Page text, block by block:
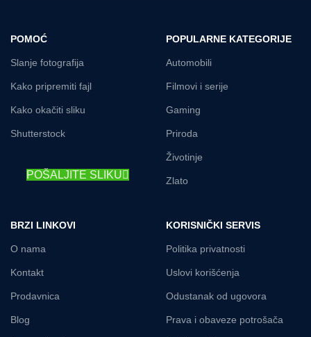
POMOĆ
Slanje fotografija
Kako pripremiti fajl
Kako okačiti sliku
Shutterstock
POŠALJITE SLIKU
POPULARNE KATEGORIJE
Automobili
Filmovi i serije
Gaming
Priroda
Životinje
Zlato
BRZI LINKOVI
O nama
Kontakt
Prodavnica
Blog
KORISNIČKI SERVIS
Politika privatnosti
Uslovi korišćenja
Odustanak od ugovora
Prava i obaveze potrošača